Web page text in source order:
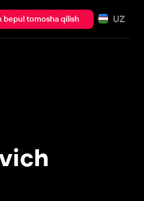
bepul tomosha qilish UZ